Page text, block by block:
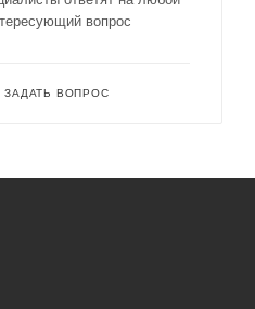
вопрос
ЗАДАТЬ ВОПРОС